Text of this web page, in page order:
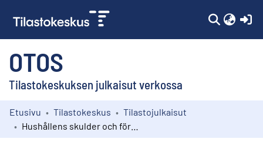
OTOS
Tilastokeskuksen julkaisut verkossa
Kokoelmat
Etusivu Tilastokeskus
Tilastojulkaisut